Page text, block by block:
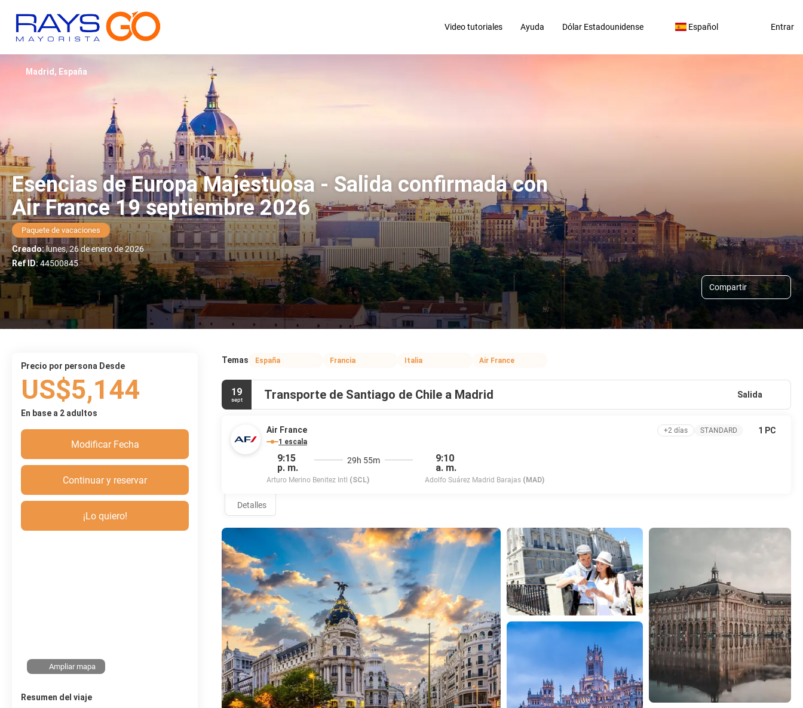
Video tutoriales Ayuda Dólar Estadounidense Español Entrar
Esencias de Europa Majestuosa - Salida confirmada con
Air France 19 septiembre 2026
Paquete de vacaciones
Creado:lunes, 26 de enero de 2026
Ref ID:44500845
Compartir
Madrid, España
Temas España Francia Italia Air France
19
sept Transporte de Santiago de Chile a Madrid Salida
Air France
1 escala
9:15
p. m.
Arturo Merino Benitez Intl (SCL)
29h 55m
9:10
a. m.
Adolfo Suárez Madrid Barajas (MAD)
+2 días STANDARD 1 PC
Detalles
precio por persona Desde
US$5,144
En base a 2 adultos
Modificar Fecha
Continuar y reservar
¡Lo quiero!
Ampliar mapa
Resumen del viaje